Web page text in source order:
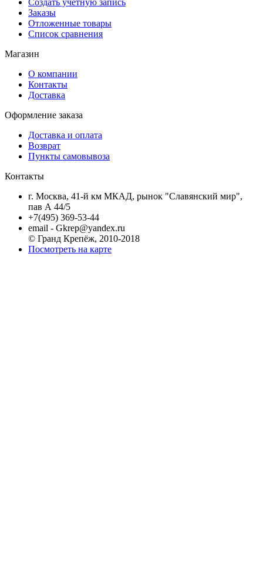
Заказы
Отложенные товары
Список сравнения
Магазин
О компании
Контакты
Доставка
Оформление заказа
Доставка и оплата
Возврат
Пункты самовывоза
Контакты
г. Москва, 41-й км МКАД, рынок "Славянский мир",
пав А 44/5
+7(495) 369-53-44
email - Gkrep@yandex.ru
© Гранд Крепёж, 2010-2018
Посмотреть на карте